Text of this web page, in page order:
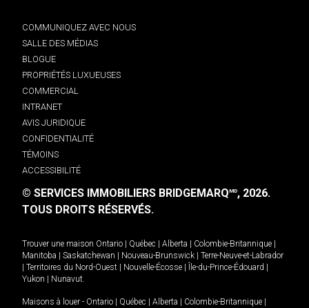
COMMUNIQUEZ AVEC NOUS
SALLE DES MÉDIAS
BLOGUE
PROPRIÉTÉS LUXUEUSES
COMMERCIAL
INTRANET
AVIS JURIDIQUE
CONFIDENTIALITÉ
TÉMOINS
ACCESSIBILITÉ
© SERVICES IMMOBILIERS BRIDGEMARQMD, 2026.
TOUS DROITS RÉSERVÉS.
Trouver une maison Ontario Québec Alberta Colombie-Britannique
Manitoba
Saskatchewan Nouveau-Brunswick
Terre-Neuve-et-Labrador
Territoires du Nord-Ouest Nouvelle-Écosse Île-du-Prince-Édouard
Yukon
Nunavut.
Maisons à louer - Ontario Québec Alberta Colombie-Britannique